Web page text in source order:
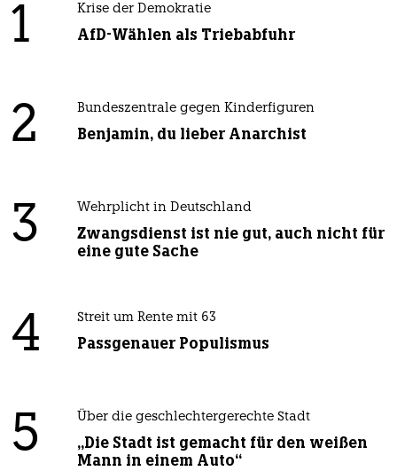
1 Krise der Demokratie
AfD-Wählen als Triebabfuhr
2 Bundeszentrale gegen Kinderfiguren
Benjamin, du lieber Anarchist
3 Wehrplicht in Deutschland
Zwangsdienst ist nie gut, auch nicht für
eine gute Sache
4 Streit um Rente mit 63
Passgenauer Populismus
5 Über die geschlechtergerechte Stadt
„Die Stadt ist gemacht für den weißen
Mann in einem Auto“